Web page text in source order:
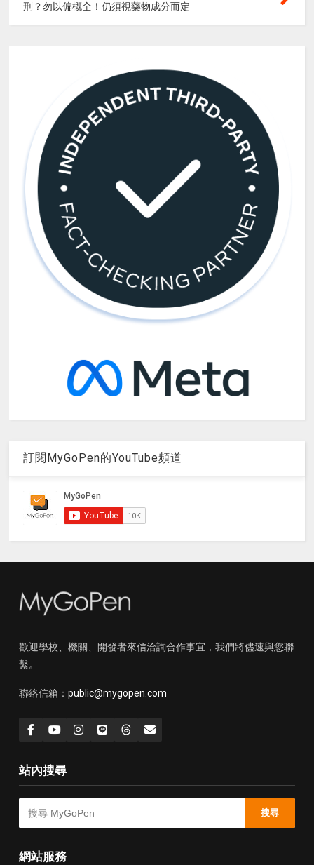
刑？勿以偏概全！仍須視藥物成分而定
訂閱MyGoPen的YouTube頻道
歡迎學校、機關、開發者來信洽詢合作事宜，我們將儘速與您聯
繫。
聯絡信箱： public@mygopen.com
站內搜尋
搜尋
網站服務